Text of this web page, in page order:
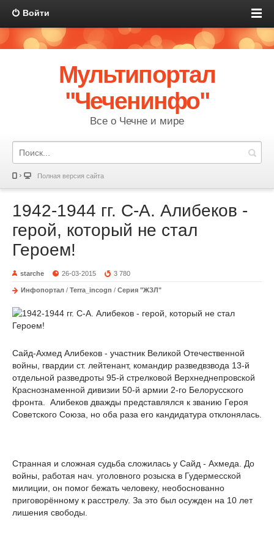
Войти
Мультипортал
"Чеченинфо"
Все о Чечне и мире
Полная версия сайта
1942-1944 гг. С-А. Алибеков -
герой, который не стал
Героем!
starche 26-03-2015 3 780
Инфопортал / Terra_incogn / Серия "ЖЗЛ"
Сайд-Ахмед Алибеков - участник Великой Отечественной
войны, гвардии ст. лейтенант, командир разведвзвода 13-й
отдельной разведроты 95-й стрелковой Верхнеднепровской
Краснознаменной дивизии 50-й армии 2-го Белорусского
фронта. Алибеков дважды представлялся к званию Героя
Советского Союза, но оба раза его кандидатура отклонялась.
Странная и сложная судьба сложилась у Сайд - Ахмеда. До
войны, работая нач. уголовного розыска в Гудермесской
милиции, он помог бежать человеку, необоснованно
приговорённому к расстрелу. За это был осужден на 10 лет
лишения свободы.